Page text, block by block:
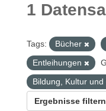
1
Tags: Bücher
Entleihungen
Bildung, Kultur und
Ergebnisse filtern